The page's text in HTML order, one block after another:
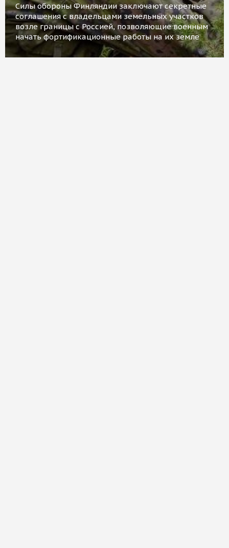
Силы обороны Финляндии заключают секретные
соглашения с владельцами земельных участков
возле границы с Россией, позволяющие военным
начать фортификационные работы на их земле